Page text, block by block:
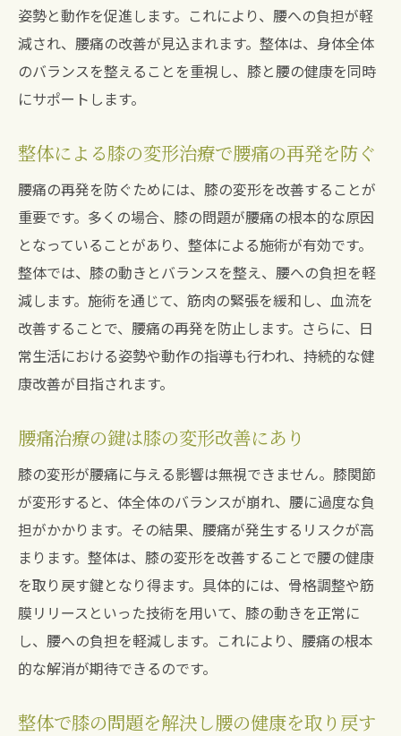
姿勢と動作を促進します。これにより、腰への負担が軽
減され、腰痛の改善が見込まれます。整体は、身体全体
のバランスを整えることを重視し、膝と腰の健康を同時
にサポートします。
整体による膝の変形治療で腰痛の再発を防ぐ
腰痛の再発を防ぐためには、膝の変形を改善することが
重要です。多くの場合、膝の問題が腰痛の根本的な原因
となっていることがあり、整体による施術が有効です。
整体では、膝の動きとバランスを整え、腰への負担を軽
減します。施術を通じて、筋肉の緊張を緩和し、血流を
改善することで、腰痛の再発を防止します。さらに、日
常生活における姿勢や動作の指導も行われ、持続的な健
康改善が目指されます。
腰痛治療の鍵は膝の変形改善にあり
膝の変形が腰痛に与える影響は無視できません。膝関節
が変形すると、体全体のバランスが崩れ、腰に過度な負
担がかかります。その結果、腰痛が発生するリスクが高
まります。整体は、膝の変形を改善することで腰の健康
を取り戻す鍵となり得ます。具体的には、骨格調整や筋
膜リリースといった技術を用いて、膝の動きを正常に
し、腰への負担を軽減します。これにより、腰痛の根本
的な解消が期待できるのです。
整体で膝の問題を解決し腰の健康を取り戻す